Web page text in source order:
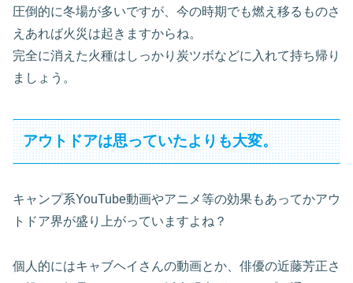
圧倒的に冬場が多いですが、今の時期でも燃え移るものさ
えあれば火災は起きますからね。
完全に消えた火種はしっかり炭ツボなどに入れて持ち帰り
ましょう。
アウトドアは思っていたよりも大変。
キャンプ系YouTube動画やアニメ等の効果もあってかアウ
トドア界が盛り上がっていますよね？
個人的にはキャブヘイさんの動画とか、俳優の近藤芳正さ